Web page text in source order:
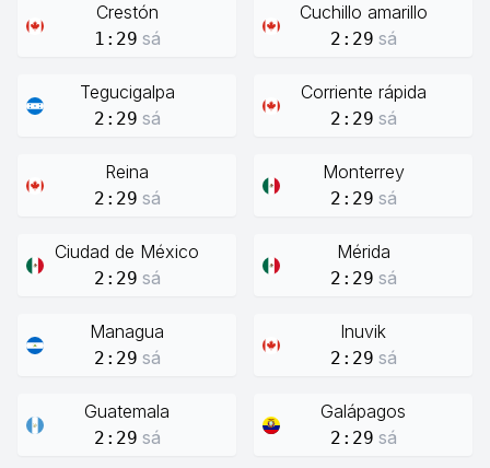
Crestón
1:29 sá
Cuchillo amarillo
2:29 sá
Tegucigalpa
2:29 sá
Corriente rápida
2:29 sá
Reina
2:29 sá
Monterrey
2:29 sá
Ciudad de México
2:29 sá
Mérida
2:29 sá
Managua
2:29 sá
Inuvik
2:29 sá
Guatemala
2:29 sá
Galápagos
2:29 sá